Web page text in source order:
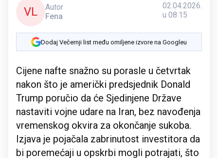
VL
Autor
Fena
02.04.2026.
u 08:15
Dodaj Večernji list među omiljene izvore na Googleu
Cijene nafte snažno su porasle u četvrtak
nakon što je američki predsjednik Donald
Trump poručio da će Sjedinjene Države
nastaviti vojne udare na Iran, bez navođenja
vremenskog okvira za okončanje sukoba.
Izjava je pojačala zabrinutost investitora da
bi poremećaji u opskrbi mogli potrajati, što